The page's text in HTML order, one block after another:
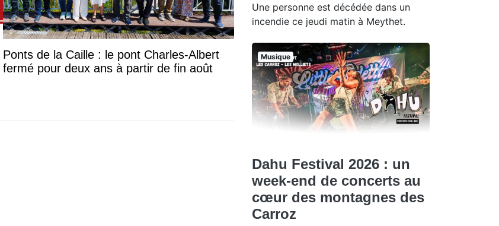
Ponts de la Caille : le pont Charles-Albert
fermé pour deux ans à partir de fin août
Une personne est décédée dans un
incendie ce jeudi matin à Meythet.
Musique
Dahu Festival 2026 : un
week-end de concerts au
cœur des montagnes des
Carroz